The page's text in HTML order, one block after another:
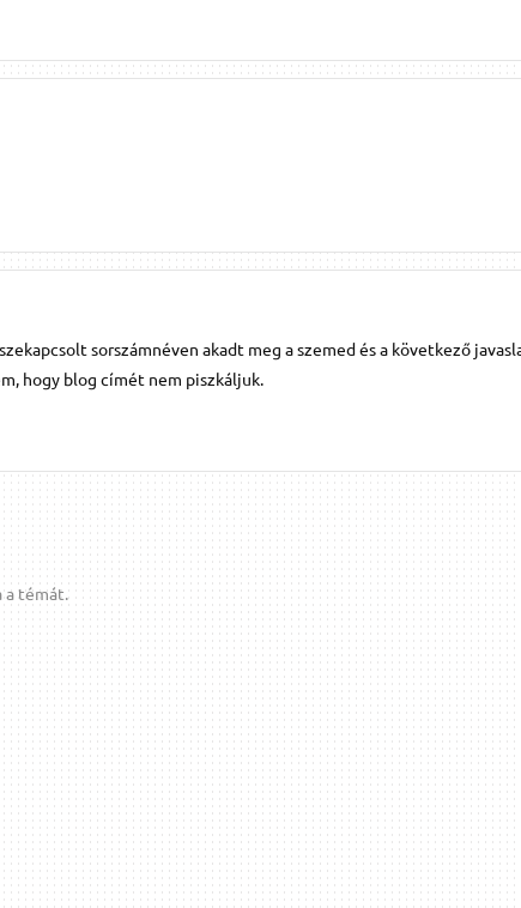
sorszámnéven akadt meg a szemed és a következő
hogy blog címét nem piszkáljuk.
a témát.